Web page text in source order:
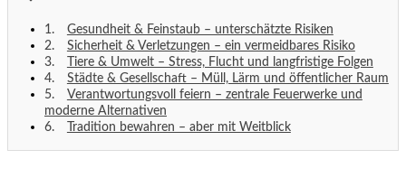
Gesundheit & Feinstaub – unterschätzte Risiken
Sicherheit & Verletzungen – ein vermeidbares Risiko
Tiere & Umwelt – Stress, Flucht und langfristige Folgen
Städte & Gesellschaft – Müll, Lärm und öffentlicher Raum
Verantwortungsvoll feiern – zentrale Feuerwerke und
moderne Alternativen
Tradition bewahren – aber mit Weitblick